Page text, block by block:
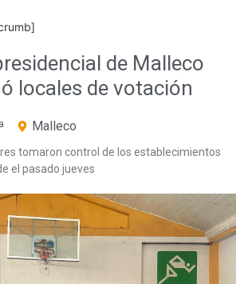
de Malleco
locales de votación
Malleco
tomaron control de los establecimientos
el pasado jueves